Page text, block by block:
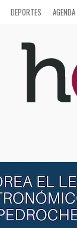
DEPORTES AGENDA